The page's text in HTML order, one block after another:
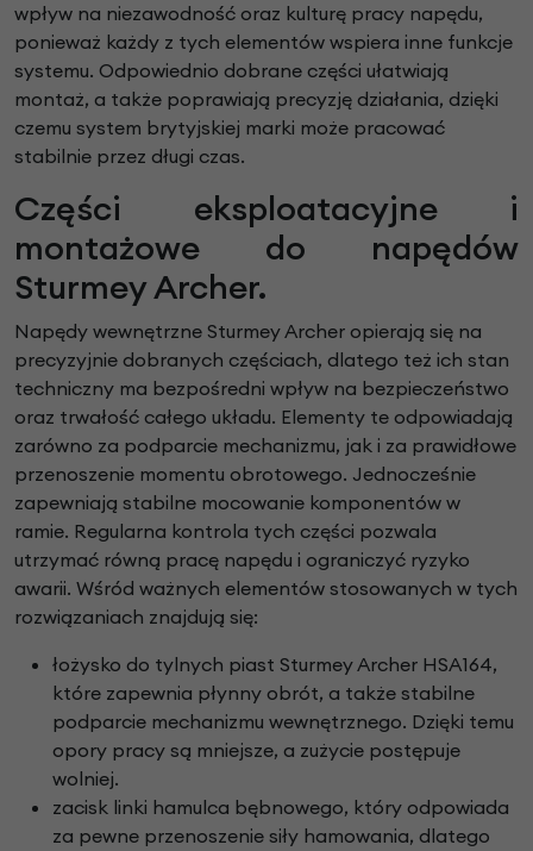
wpływ na niezawodność oraz kulturę pracy napędu,
ponieważ każdy z tych elementów wspiera inne funkcje
systemu. Odpowiednio dobrane części ułatwiają
montaż, a także poprawiają precyzję działania, dzięki
czemu system brytyjskiej marki może pracować
stabilnie przez długi czas.
Części eksploatacyjne i
montażowe do napędów
Sturmey Archer.
Napędy wewnętrzne Sturmey Archer opierają się na
precyzyjnie dobranych częściach, dlatego też ich stan
techniczny ma bezpośredni wpływ na bezpieczeństwo
oraz trwałość całego układu. Elementy te odpowiadają
zarówno za podparcie mechanizmu, jak i za prawidłowe
przenoszenie momentu obrotowego. Jednocześnie
zapewniają stabilne mocowanie komponentów w
ramie. Regularna kontrola tych części pozwala
utrzymać równą pracę napędu i ograniczyć ryzyko
awarii. Wśród ważnych elementów stosowanych w tych
rozwiązaniach znajdują się:
łożysko do tylnych piast Sturmey Archer HSA164,
które zapewnia płynny obrót, a także stabilne
podparcie mechanizmu wewnętrznego. Dzięki temu
opory pracy są mniejsze, a zużycie postępuje
wolniej.
zacisk linki hamulca bębnowego, który odpowiada
za pewne przenoszenie siły hamowania, dlatego